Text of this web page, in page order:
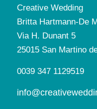
Creative Wedding
Britta Hartmann-De
Via H. Dunant 5
25015 San Martino
0039 347 1129519